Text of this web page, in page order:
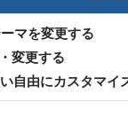
マを変更する
変更する
自由にカスタマイ